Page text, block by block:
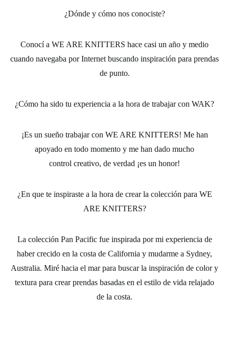
¿Dónde y cómo nos conociste?
Conocí a WE ARE KNITTERS hace casi un año y medio
cuando navegaba por Internet buscando inspiración para prendas
de punto.
¿Cómo ha sido tu experiencia a la hora de trabajar con WAK?
¡Es un sueño trabajar con WE ARE KNITTERS! Me han
apoyado en todo momento y me han dado mucho
control creativo, de verdad ¡es un honor!
¿En que te inspiraste a la hora de crear la colección para WE
ARE KNITTERS?
La colección Pan Pacific fue inspirada por mi experiencia de
haber crecido en la costa de California y mudarme a Sydney,
Australia. Miré hacia el mar para buscar la inspiración de color y
textura para crear prendas basadas en el estilo de vida relajado
de la costa.